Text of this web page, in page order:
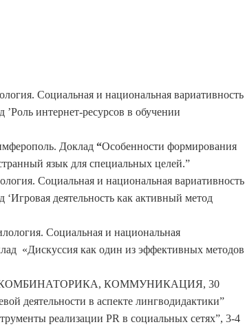
Социальная и национальная вариативность
интернет-ресурсов в обучении
Доклад “Особенности формирования
язык для специальных целей.”
Социальная и национальная вариативность
деятельность как активный метод
Социальная и национальная
«Дискуссия как один из эффективных методов
КОМБИНАТОРИКА, КОММУНИКАЦИЯ, 30
деятельности в аспекте лингводидактики”
реализации PR в социальных сетях”, 3-4